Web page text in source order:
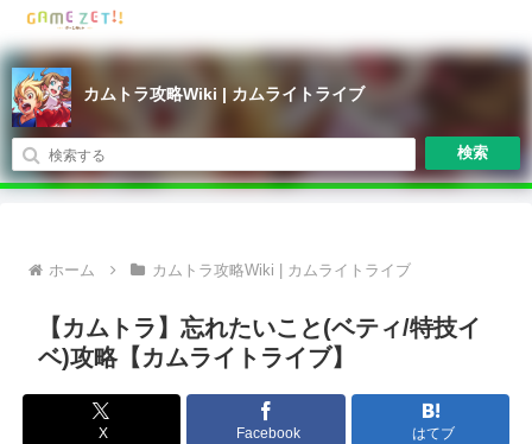
カムトラ攻略Wiki | カムライトライブ
検索
ホーム カムトラ攻略Wiki | カムライトライブ
【カムトラ】忘れたいこと(ベティ/特技イ
ベ)攻略【カムライトライブ】
X Facebook はてブ